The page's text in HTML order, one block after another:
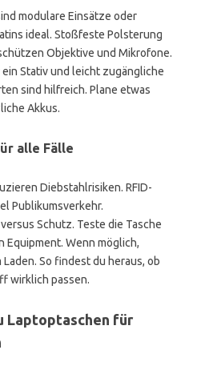
modulare Einsätze oder
ideal. Stoßfeste Polsterung
Objektive und Mikrofone.
Stativ und leicht zugängliche
sind hilfreich. Plane etwas
Akkus.
alle Fälle
Diebstahlrisiken. RFID-
Publikumsverkehr.
Schutz. Teste die Tasche
Equipment. Wenn möglich,
So findest du heraus, ob
wirklich passen.
Laptoptaschen für